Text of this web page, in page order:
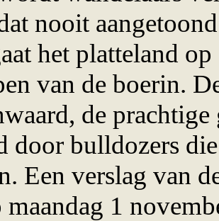
nooit
het platteland
van de boerin.
de
door bulldozers
Een verslag van
1